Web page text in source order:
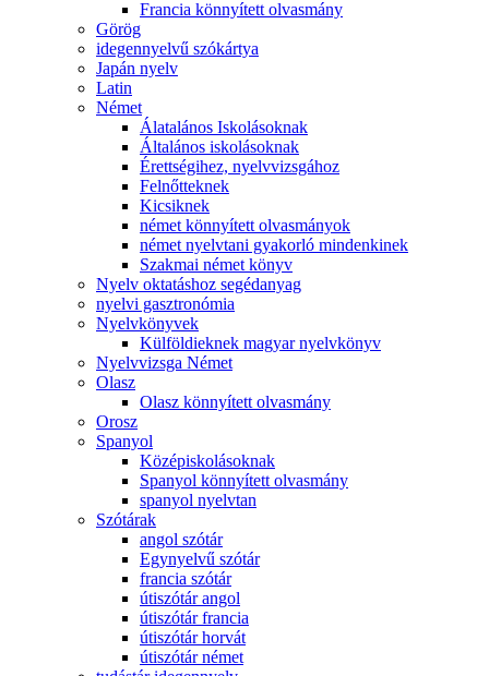
Francia könnyített olvasmány
Görög
idegennyelvű szókártya
Japán nyelv
Latin
Német
Álatalános Iskolásoknak
Általános iskolásoknak
Érettségihez, nyelvvizsgához
Felnőtteknek
Kicsiknek
német könnyített olvasmányok
német nyelvtani gyakorló mindenkinek
Szakmai német könyv
Nyelv oktatáshoz segédanyag
nyelvi gasztronómia
Nyelvkönyvek
Külföldieknek magyar nyelvkönyv
Nyelvvizsga Német
Olasz
Olasz könnyített olvasmány
Orosz
Spanyol
Középiskolásoknak
Spanyol könnyített olvasmány
spanyol nyelvtan
Szótárak
angol szótár
Egynyelvű szótár
francia szótár
útiszótár angol
útiszótár francia
útiszótár horvát
útiszótár német